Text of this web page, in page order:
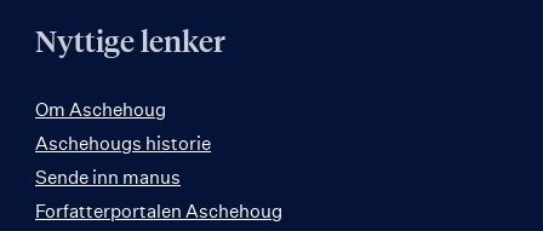
Nyttige lenker
Om Aschehoug
Aschehougs historie
Sende inn manus
Forfatterportalen Aschehoug